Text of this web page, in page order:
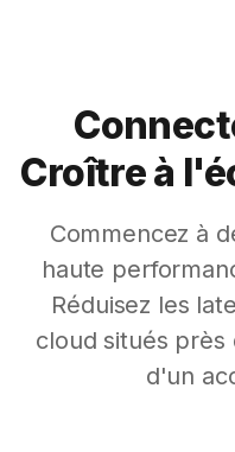
Croître à
Commencez à
haute
Réduisez les
cloud situés près
d'un